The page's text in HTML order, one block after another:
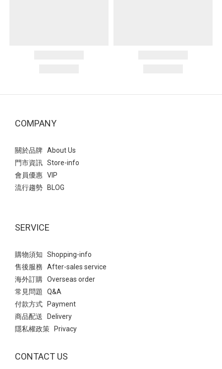
COMPANY
關於品牌 About Us
門市資訊 Store-info
會員優惠 VIP
流行趨勢 BLOG
SERVICE
購物須知 Shopping-info
售後服務 After-sales service
海外訂購 Overseas order
常見問題 Q&A
付款方式 Payment
商品配送 Delivery
隱私權政策 Privacy
CONTACT US